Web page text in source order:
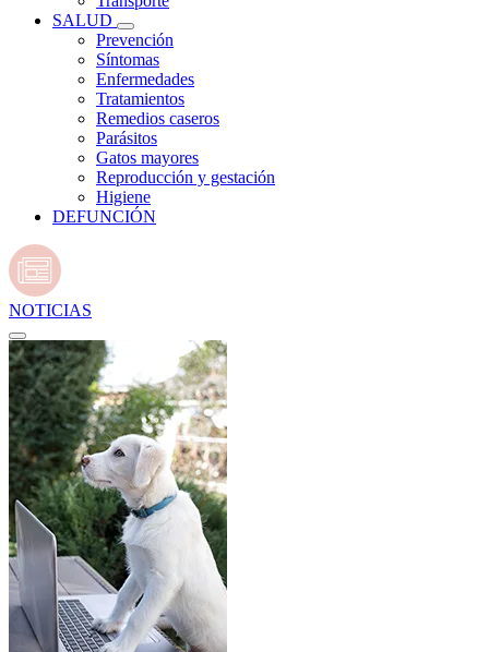
SALUD
Prevención
Síntomas
Enfermedades
Tratamientos
Remedios caseros
Parásitos
Gatos mayores
Reproducción y gestación
Higiene
DEFUNCIÓN
NOTICIAS